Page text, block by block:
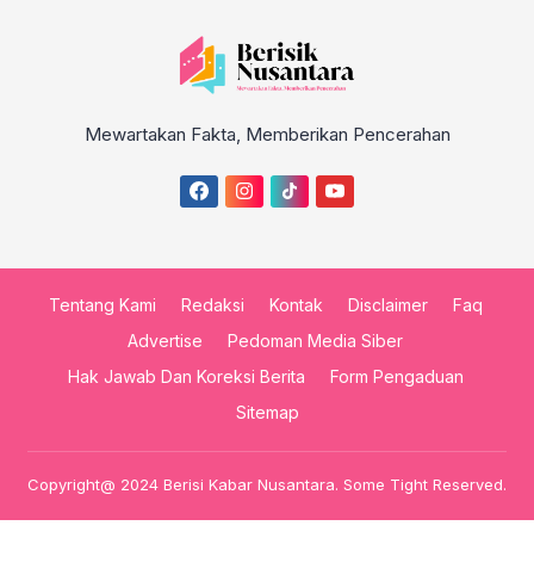
Mewartakan Fakta, Memberikan Pencerahan
Tentang Kami Redaksi Kontak Disclaimer
Faq
Advertise
Pedoman Media Siber
Hak Jawab Dan Koreksi Berita
Form Pengaduan
Sitemap
Copyright@ 2024 Berisi Kabar Nusantara. Some Tight Reserved.